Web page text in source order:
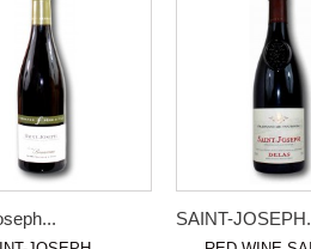
SAINT-